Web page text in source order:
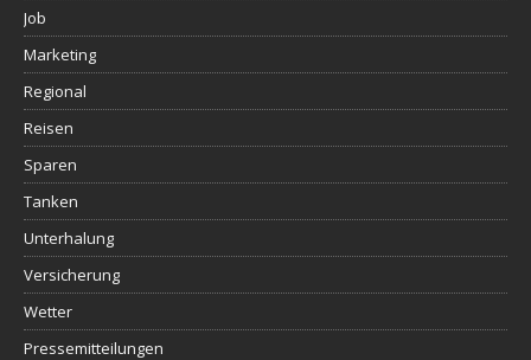
Job
Marketing
Regional
Reisen
Sparen
Tanken
Unterhalung
Versicherung
Wetter
Pressemitteilungen